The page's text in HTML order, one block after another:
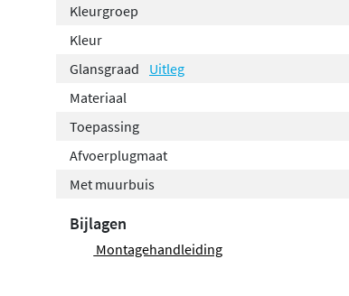
Kleurgroep
Kleur
Glansgraad
Uitleg
Materiaal
Toepassing
Afvoerplugmaat
Met muurbuis
Bijlagen
Montagehandleiding